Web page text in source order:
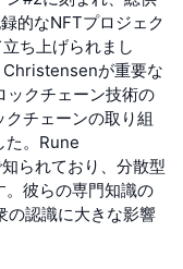
的なNFTプロジェク
ち上げられまし
が重要な
クチェーン技術の
チェーンの取り組
た。Rune
られており、分散型
彼らの専門知識の
の認識に大きな影響